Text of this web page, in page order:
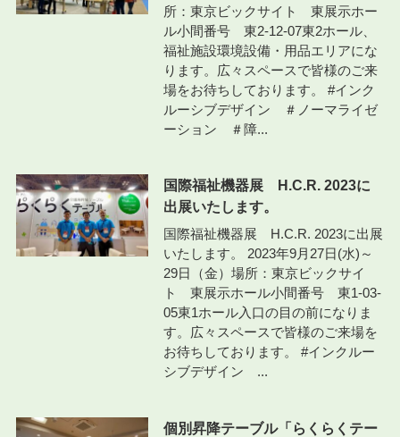
所：東京ビックサイト 東展示ホー
ル小間番号 東2-12-07東2ホール、
福祉施設環境設備・用品エリアにな
ります。広々スペースで皆様のご来
場をお待ちしております。 #インク
ルーシブデザイン ＃ノーマライゼ
ーション ＃障...
国際福祉機器展 H.C.R. 2023に
出展いたします。
国際福祉機器展 H.C.R. 2023に出展
いたします。 2023年9月27日(水)～
29日（金）場所：東京ビックサイ
ト 東展示ホール小間番号 東1-03-
05東1ホール入口の目の前になりま
す。広々スペースで皆様のご来場を
お待ちしております。 #インクルー
シブデザイン ...
個別昇降テーブル「らくらくテー